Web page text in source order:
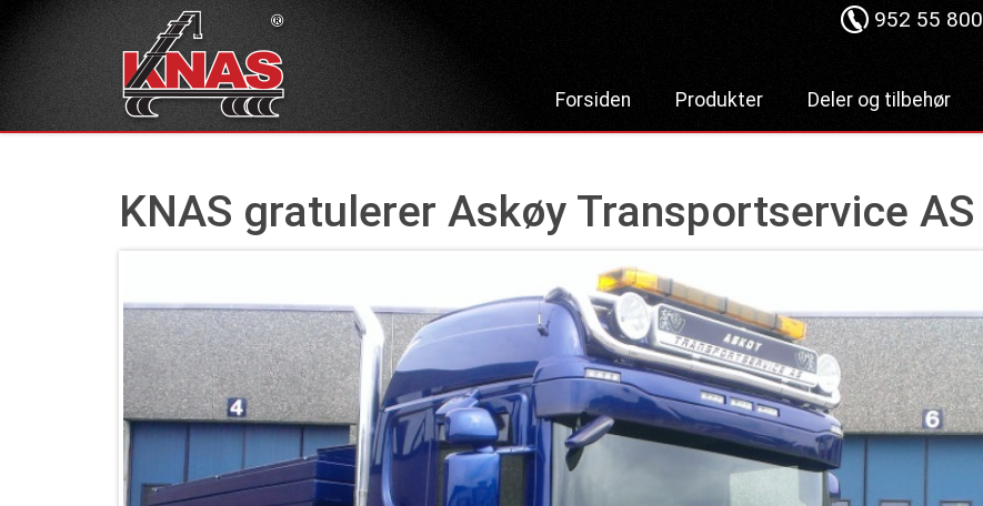
952 55 800
Forsiden Produkter
Liftdumper
Krokløftere
Bakløft
Bruktmarked
Deler og tilbehør
Lastesikring
Stropper
Komponenter
KNAS gratulerer Askøy Transportservice AS